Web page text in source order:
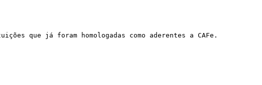
que já foram homologadas como aderentes a CAFe.